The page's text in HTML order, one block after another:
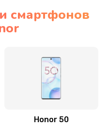
камеры
крышки
смартфонов
Honor 50